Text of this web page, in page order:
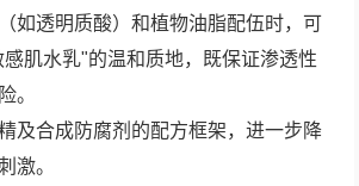
如透明质酸）和植物油脂配伍时，可
肌水乳"的温和质地，既保证渗透性
。
及合成防腐剂的配方框架，进一步降
激。